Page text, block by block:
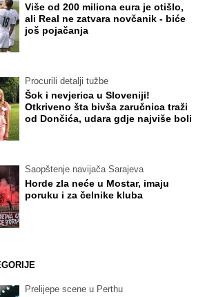
Više od 200 miliona eura je otišlo,
ali Real ne zatvara novčanik - biće
još pojačanja
Procurili detalji tužbe
Šok i nevjerica u Sloveniji!
Otkriveno šta bivša zaručnica traži
od Dončića, udara gdje najviše boli
Saopštenje navijača Sarajeva
Horde zla neće u Mostar, imaju
poruku i za čelnike kluba
Prelijepe scene u Perthu